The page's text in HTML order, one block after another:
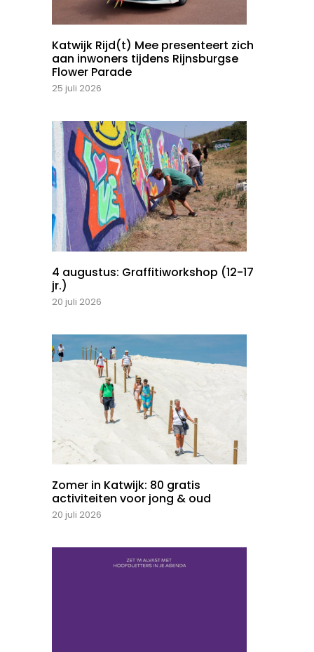
Katwijk Rijd(t) Mee presenteert zich
aan inwoners tijdens Rijnsburgse
Flower Parade
25 juli 2026
4 augustus: Graffitiworkshop (12-17
jr.)
20 juli 2026
Zomer in Katwijk: 80 gratis
activiteiten voor jong & oud
20 juli 2026